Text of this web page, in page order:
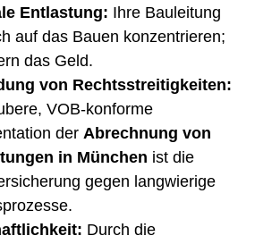
Entlastung: Ihre Bauleitung
auf das Bauen konzentrieren;
das Geld.
von Rechtsstreitigkeiten:
VOB-konforme
der Abrechnung von
in München ist die
gegen langwierige
Durch die